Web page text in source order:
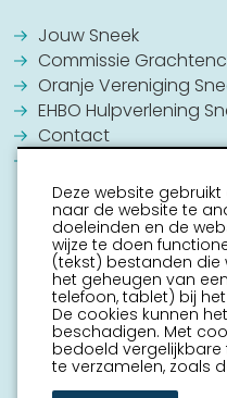
Jouw Sneek
Commissie
Oranje Vereniging
EHBO Hulpverlening
Contact
Deze website
naar de website te
doeleinden en de
wijze te doen
(tekst) bestanden die
het geheugen van
telefoon, tablet) bij
De cookies kunnen
beschadigen. Met
bedoeld
te verzamelen, zoals